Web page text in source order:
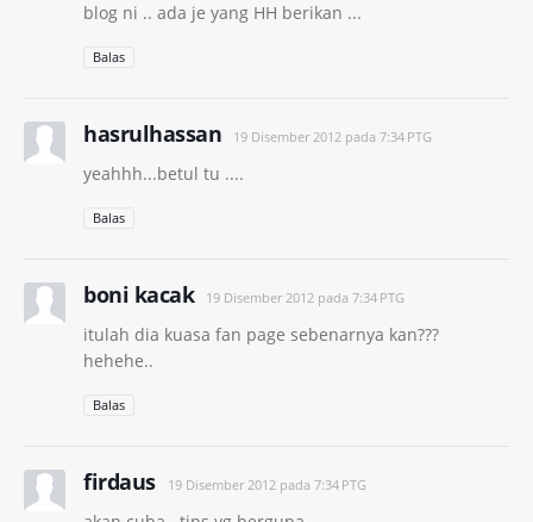
blog ni .. ada je yang HH berikan ...
Balas
hasrulhassan 19 Disember 2012 pada 7:34 PTG
yeahhh...betul tu ....
Balas
boni kacak 19 Disember 2012 pada 7:34 PTG
itulah dia kuasa fan page sebenarnya kan???
hehehe..
Balas
firdaus 19 Disember 2012 pada 7:34 PTG